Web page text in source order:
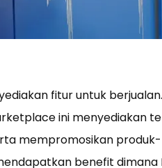
fitur untuk
ini menyediakan
mempromosikan
benefit dimana